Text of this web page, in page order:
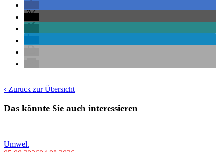
‹ Zurück zur Übersicht
Das könnte Sie auch interessieren
Umwelt